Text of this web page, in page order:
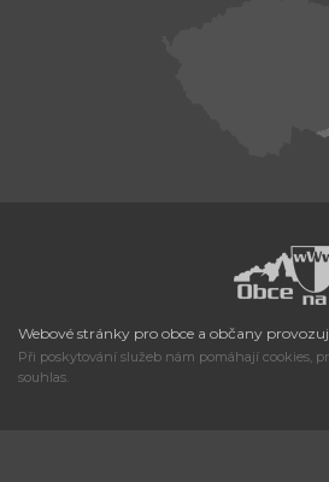
Webové stránky pro obce a občany
Při poskytování služeb nám pomáhají cookies,
souhlas.